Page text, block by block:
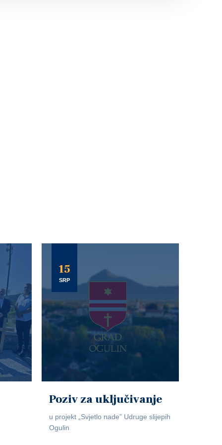
15
SRP
Poziv za uključivanje
u projekt „Svjetlo nade” Udruge slijepih
Ogulin